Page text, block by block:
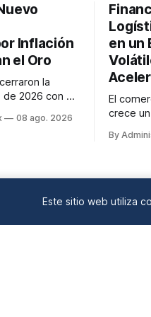
Inflación
el Oro
la
2026 con el
el sector
fija vio una
del Tesoro de
empleo más
al ...
08 ago. 2026
en un
El
crece
aéreos
en un
By
Este sitio web utiliza